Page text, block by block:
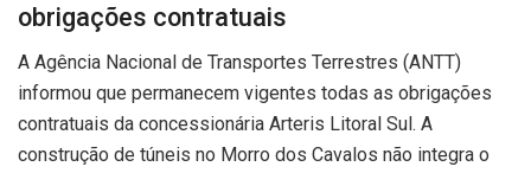
obrigações contratuais
A Agência Nacional de Transportes Terrestres (ANTT)
informou que permanecem vigentes todas as obrigações
contratuais da concessionária Arteris Litoral Sul. A
construção de túneis no Morro dos Cavalos não integra o